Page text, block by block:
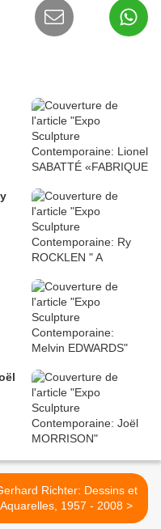
Richter: Dessins et
Aquarelles, 1957 - 2008 >